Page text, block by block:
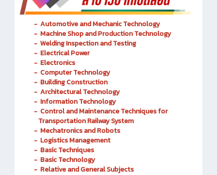
- Automotive and MechanicTechnology
- Machine Shop and Production Technology
- Welding Inspection and Testing
- Electrical Power
- Electronics
- Computer Technology
- Building Construction
- Architectural Technology
- Information Technology
- Control and Maintenance Techniques for
Transportation Railway System
- Mechatronics and Robots
- Logistics Management
- Basic Techniques
- Basic Technology
- Relative and General Subjects